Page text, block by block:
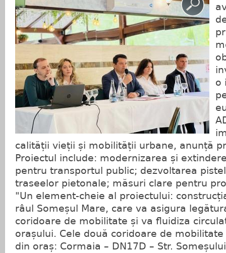
o
calității vieții și mobilității urbane, anunță
Proiectul include: modernizarea și
pentru transportul public; dezvoltarea
traseelor pietonale; măsuri clare pentru
"Un element-cheie al proiectului:
râul Someșul Mare, care va asigura
coridoare de mobilitate și va fluidiza
orașului. Cele două coridoare de
din oraș: Cormaia – DN17D – Str.